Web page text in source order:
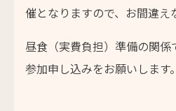
催となりますので、お間違え
昼食（実費負担）準備の関係
参加申し込みをお願いします。